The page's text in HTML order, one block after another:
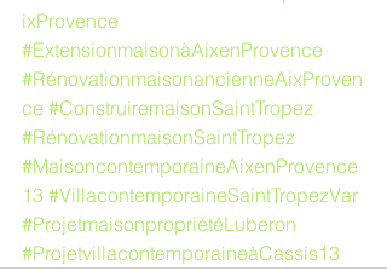
ixProvence
#ExtensionmaisonàAixenProvence
#RénovationmaisonancienneAixProven
ce #ConstruiremaisonSaintTropez
#RénovationmaisonSaintTropez
#MaisoncontemporaineAixenProvence
13 #VillacontemporaineSaintTropezVar
#ProjetmaisonpropriétéLuberon
#ProjetvillacontemporaineàCassis13